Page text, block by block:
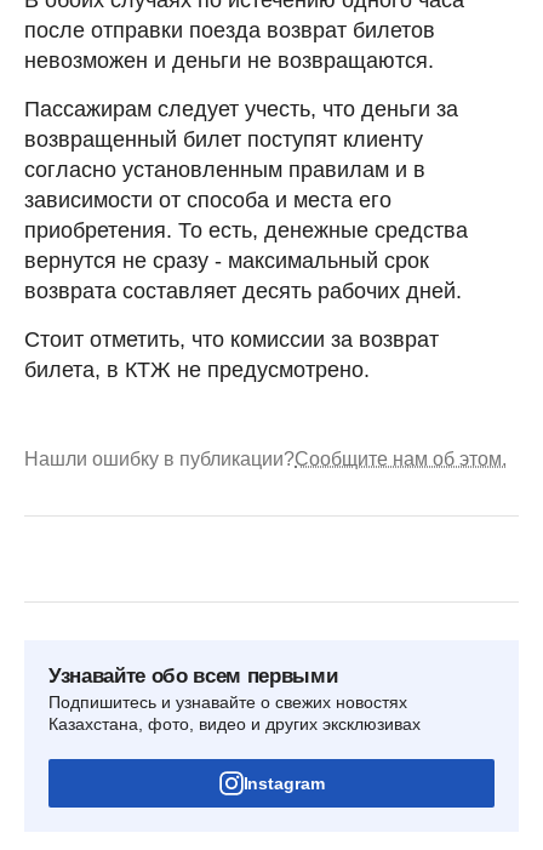
после отправки поезда возврат билетов
невозможен и деньги не возвращаются.
Пассажирам следует учесть, что деньги за
возвращенный билет поступят клиенту
согласно установленным правилам и в
зависимости от способа и места его
приобретения. То есть, денежные средства
вернутся не сразу - максимальный срок
возврата составляет десять рабочих дней.
Стоит отметить, что комиссии за возврат
билета, в КТЖ не предусмотрено.
Нашли ошибку в публикации?Сообщите нам об этом.
Узнавайте обо всем первыми
Подпишитесь и узнавайте о свежих новостях
Казахстана, фото, видео и других эксклюзивах
Instagram